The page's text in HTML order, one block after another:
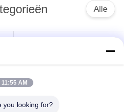
Alle
MIL-DTL-26482 Serie
MIL-DTL-83513
11:55 AM
you looking for?